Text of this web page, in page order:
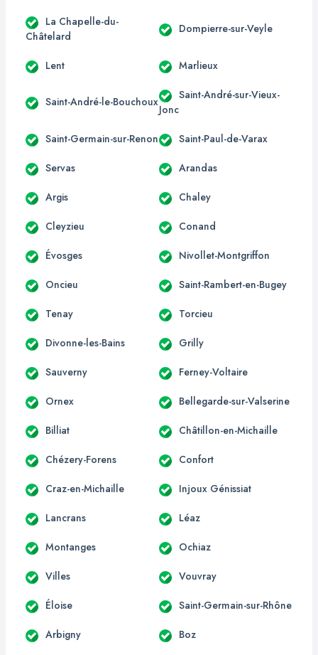
La Chapelle-du-
Châtelard
Dompierre-sur-Veyle
Lent Marlieux
Saint-André-le-Bouchoux
Saint-André-sur-Vieux-
Jonc
Saint-Germain-sur-Renon Saint-Paul-de-Varax
Servas Arandas
Argis Chaley
Cleyzieu Conand
Évosges Nivollet-Montgriffon
Oncieu Saint-Rambert-en-Bugey
Tenay Torcieu
Divonne-les-Bains Grilly
Sauverny Ferney-Voltaire
Ornex Bellegarde-sur-Valserine
Billiat Châtillon-en-Michaille
Chézery-Forens Confort
Craz-en-Michaille Injoux Génissiat
Lancrans Léaz
Montanges Ochiaz
Villes Vouvray
Éloise Saint-Germain-sur-Rhône
Arbigny Boz